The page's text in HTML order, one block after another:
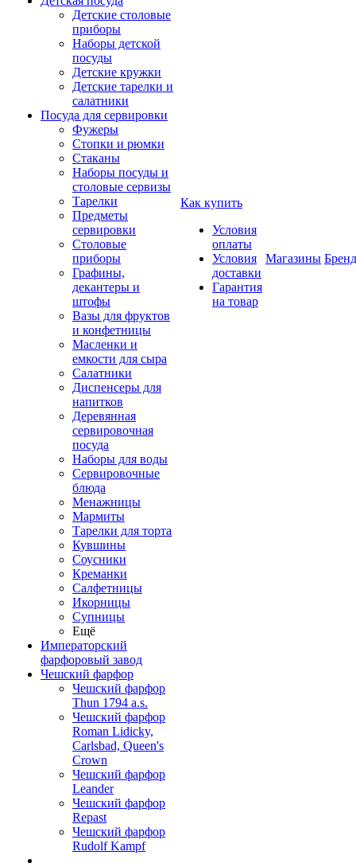
Детские столовые
приборы
Наборы детской
посуды
Детские кружки
Детские тарелки и
салатники
Посуда для сервировки
Фужеры
Стопки и рюмки
Стаканы
Наборы посуды и
столовые сервизы
Тарелки
Предметы
сервировки
Столовые
приборы
Графины,
декантеры и
штофы
Вазы для фруктов
и конфетницы
Масленки и
емкости для сыра
Салатники
Диспенсеры для
напитков
Деревянная
сервировочная
посуда
Наборы для воды
Сервировочные
блюда
Менажницы
Мармиты
Тарелки для торта
Кувшины
Соусники
Креманки
Салфетницы
Икорницы
Супницы
Ещё
Императорский
фарфоровый завод
Чешский фарфор
Чешский фарфор
Thun 1794 a.s.
Чешский фарфор
Roman Lidicky,
Carlsbad, Queen's
Crown
Чешский фарфор
Leander
Чешский фарфор
Repast
Чешский фарфор
Rudolf Kampf
Как купить
Условия
оплаты
Условия
доставки
Гарантия
на товар
Магазины